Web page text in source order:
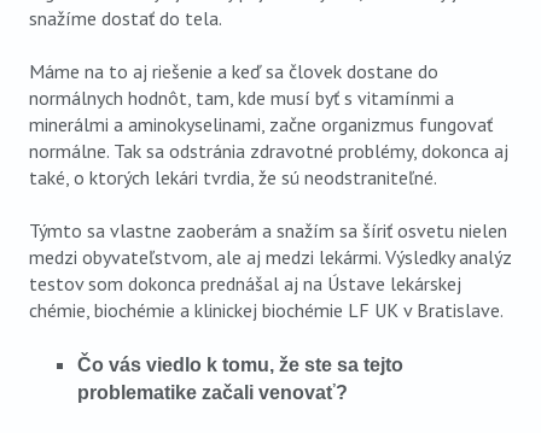
snažíme dostať do tela.
Máme na to aj riešenie a keď sa človek dostane do
normálnych hodnôt, tam, kde musí byť s vitamínmi a
minerálmi a aminokyselinami, začne organizmus fungovať
normálne. Tak sa odstránia zdravotné problémy, dokonca aj
také, o ktorých lekári tvrdia, že sú neodstraniteľné.
Týmto sa vlastne zaoberám a snažím sa šíriť osvetu nielen
medzi obyvateľstvom, ale aj medzi lekármi. Výsledky analýz
testov som dokonca prednášal aj na Ústave lekárskej
chémie, biochémie a klinickej biochémie LF UK v Bratislave.
Čo vás viedlo k tomu, že ste sa tejto
problematike začali venovať?